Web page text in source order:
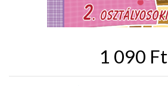
1 090 Ft